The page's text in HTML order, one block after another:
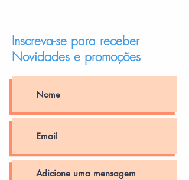
Inscreva-se para receber
Novidades e promoções